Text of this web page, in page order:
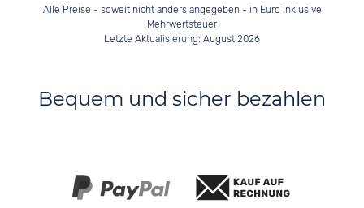
Alle Preise - soweit nicht anders angegeben - in Euro inklusive
Mehrwertsteuer
Letzte Aktualisierung: August 2026
Bequem und sicher bezahlen